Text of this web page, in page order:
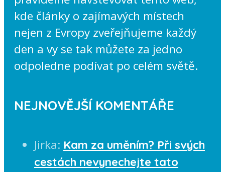
kde články o zajímavých místech
nejen z Evropy zveřejňujeme každý
den a vy se tak můžete za jedno
odpoledne podívat po celém světě.
NEJNOVĚJŠÍ KOMENTÁŘE
Jirka: Kam za uměním? Při svých
cestách nevynechejte tato